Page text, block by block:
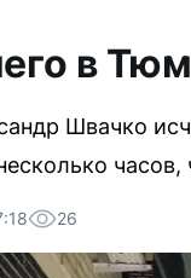
в
Швачко
26